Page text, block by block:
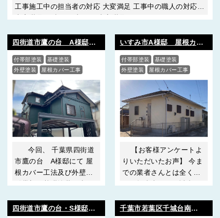
工事施工中の担当者の対応 大変満足 工事中の職人の対応
大変満足 工事の仕上がり 大変満足 ･･･
四街道市鷹の台 A様邸
屋根カバー・外壁・付帯
部・基礎塗装工事
付帯部塗装
基礎塗装
外壁塗装
屋根カバー工事
今回、 千葉県四街道
市鷹の台 A様邸にて 屋
根カバー工法及び外壁・
工の様子をご紹介させて
いすみ市A様邸 屋根カバ
ー工法・外壁塗装・付帯部
塗装工事
付帯部塗装
基礎塗装
外壁塗装
屋根カバー工事
【お客様アンケートよ
りいただいたお声】 今ま
での業者さんとは全く違
価格で 『この会社だ』と
四街道市鷹の台・S様邸｜
千葉市若葉区千城台南・S